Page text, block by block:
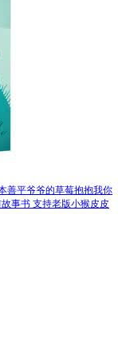
善平爷爷的草莓抱抱我你
事书 支持老版小猴皮皮